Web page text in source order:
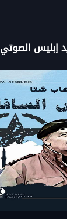
إبليس الصوتي